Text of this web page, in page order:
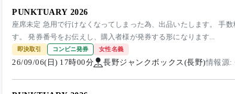
PUNKTUARY 2026
座席未定 急用で行けなくなってしまった為、出品いたします。 手
す。 発券番号をお伝えし、購入者様が発券する形になります...
即決取引 コンビニ発券 女性名義
26/09/06(日) 17時00分 長野ジャンクボックス(長野)情報源: